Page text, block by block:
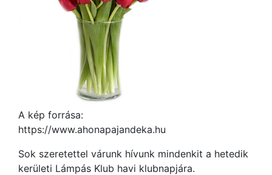
A kép forrása:
https://www.ahonapajandeka.hu
Sok szeretettel várunk hívunk mindenkit a hetedik
kerületi Lámpás Klub havi klubnapjára.